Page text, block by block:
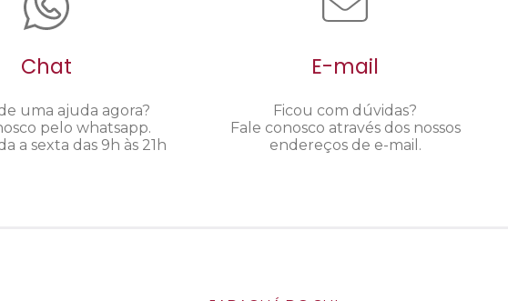
Chat
uma ajuda agora?
pelo whatsapp.
a sexta das 9h às 21h
E-mail
Ficou com dúvidas?
Fale conosco através dos nossos
endereços de e-mail.